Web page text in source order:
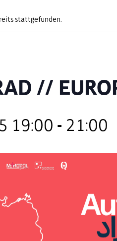
stattgefunden.
//
19:00 - 21:00